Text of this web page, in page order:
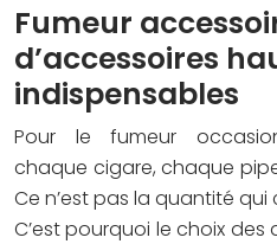
Fumeur
d’accessoires
indispensables
Pour le fumeur
chaque cigare, chaque
Ce n’est pas la quantité qui
C’est pourquoi le choix des